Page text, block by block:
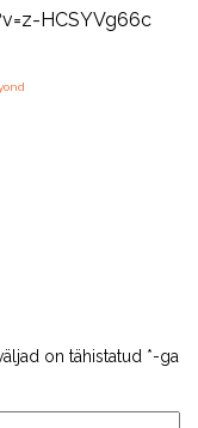
HCSYVg66c
on tähistatud *-ga